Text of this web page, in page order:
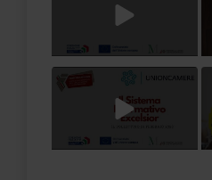
Titolo Video
Titolo Video